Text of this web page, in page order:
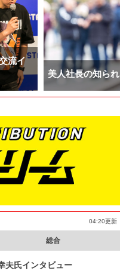
流イ
美人社長の知ら
04:20更新
総合
夫氏インタビュー